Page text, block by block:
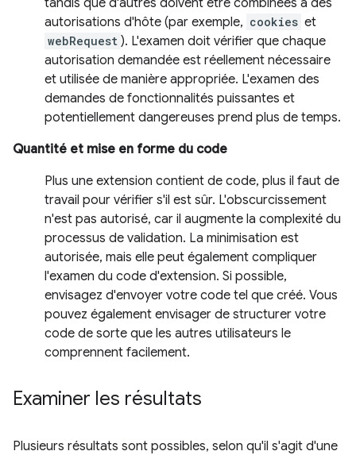
tandis que d'autres doivent être combinées à des
autorisations d'hôte (par exemple, cookies et
webRequest ). L'examen doit vérifier que chaque
autorisation demandée est réellement nécessaire
et utilisée de manière appropriée. L'examen des
demandes de fonctionnalités puissantes et
potentiellement dangereuses prend plus de temps.
Quantité et mise en forme du code
Plus une extension contient de code, plus il faut de
travail pour vérifier s'il est sûr. L'obscurcissement
n'est pas autorisé, car il augmente la complexité du
processus de validation. La minimisation est
autorisée, mais elle peut également compliquer
l'examen du code d'extension. Si possible,
envisagez d'envoyer votre code tel que créé. Vous
pouvez également envisager de structurer votre
code de sorte que les autres utilisateurs le
comprennent facilement.
Examiner les résultats
Plusieurs résultats sont possibles, selon qu'il s'agit d'une